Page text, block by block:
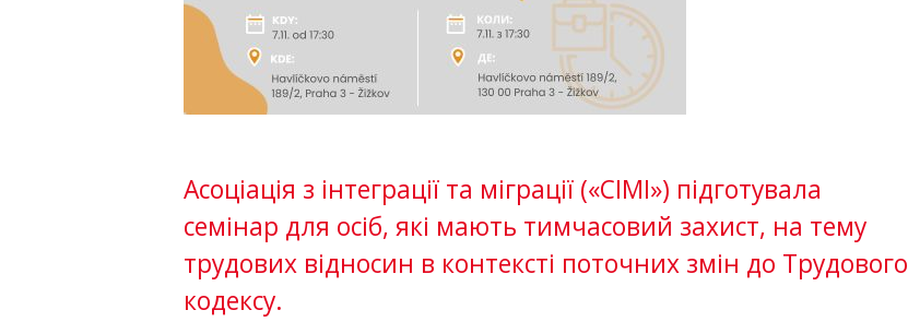
Асоціація з інтеграції та міграції («СІМІ») підготувала
семінар для осіб, які мають тимчасовий захист, на тему
трудових відносин в контексті поточних змін до Трудового
кодексу.